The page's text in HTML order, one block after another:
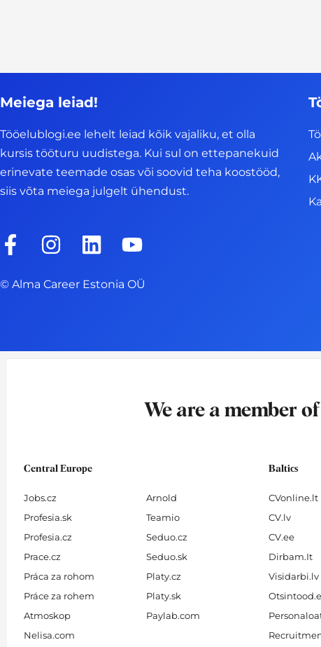
Meiega leiad!
Tööelublogi.ee lehelt leiad kõik vajaliku, et olla
kursis tööturu uudistega. Kui sul on ettepanekuid
erinevate teemade osas või soovid teha koostööd,
siis võta meiega julgelt ühendust.
F
c
o
I
s
g
L
n
d
Y
u
b
© Alma Career Estonia OÜ
We are a member of
Central Europe
Jobs.cz
Profesia.sk
Profesia.cz
Prace.cz
Práca za rohom
Práce za rohem
Atmoskop
Nelisa.com
Arnold
Teamio
Seduo.cz
Seduo.sk
Platy.cz
Platy.sk
Paylab.com
Baltics
CVonline.lt
CV.lv
CV.ee
Dirbam.It
Visidarbi.lv